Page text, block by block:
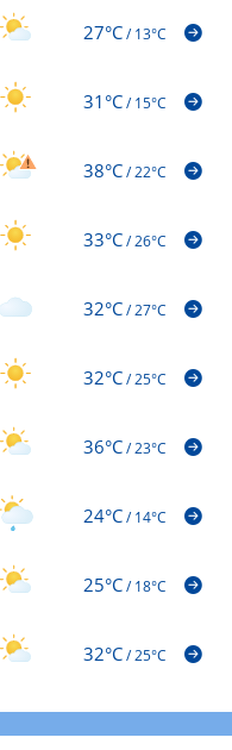
27°C/13°C
31°C/15°C
38°C/22°C
33°C/26°C
32°C/27°C
32°C/25°C
36°C/23°C
24°C/14°C
25°C/18°C
32°C/25°C